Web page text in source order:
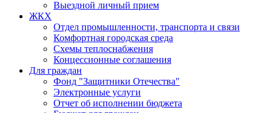
Выездной личный прием
ЖКХ
Отдел промышленности, транспорта и связи
Комфортная городская среда
Схемы теплоснабжения
Концессионные соглашения
Для граждан
Фонд "Защитники Отечества"
Электронные услуги
Отчет об исполнении бюджета